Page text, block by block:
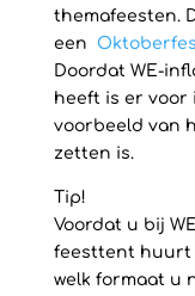
themafeesten.
een
Doordat WE-
heeft is er voor
voorbeeld van
zetten is.
Tip!
Voordat u bij
feesttent huurt
welk formaat u